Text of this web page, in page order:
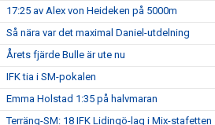
17:25 av Alex von Heideken på 5000m
Så nära var det maximal Daniel-utdelning
Årets fjärde Bulle är ute nu
IFK tia i SM-pokalen
Emma Holstad 1:35 på halvmaran
Terräng-SM: 18 IFK Lidingö-lag i Mix-stafetten